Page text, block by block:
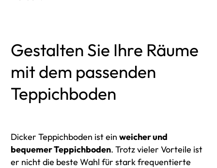
Gestalten Sie Ihre Räume
mit dem passenden
Teppichboden
Dicker Teppichboden ist ein weicher und
bequemer Teppichboden. Trotz vieler Vorteile ist
er nicht die beste Wahl für stark frequentierte